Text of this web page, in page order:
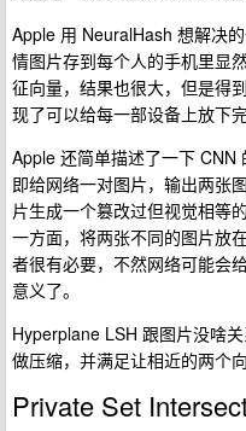
Apple 用 NeuralHash 想解决
情图片存到每个人的手机里显
征向量，结果也很大，但是得
现了可以给每一部设备上放下
Apple 还简单描述了一下 CNN
即给网络一对图片，输出两张
片生成一个篡改过但视觉相等
一方面，将两张不同的图片放
者很有必要，不然网络可能会
意义了。
Hyperplane LSH 跟图片没啥
做压缩，并满足让相近的两个
Private Set